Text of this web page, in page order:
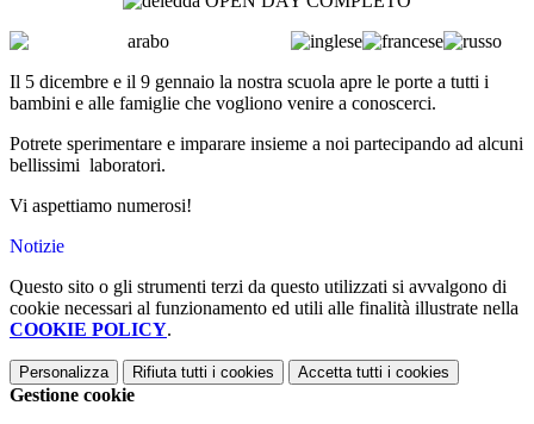
Il 5 dicembre e il 9 gennaio la nostra scuola apre le porte a tutti i
bambini e alle famiglie che vogliono venire a conoscerci.
Potrete sperimentare e imparare insieme a noi partecipando ad alcuni
bellissimi laboratori.
Vi aspettiamo numerosi!
Notizie
Questo sito o gli strumenti terzi da questo utilizzati si avvalgono di
cookie necessari al funzionamento ed utili alle finalità illustrate nella
COOKIE POLICY.
Personalizza Rifiuta tutti i cookies Accetta tutti i cookies
Gestione cookie